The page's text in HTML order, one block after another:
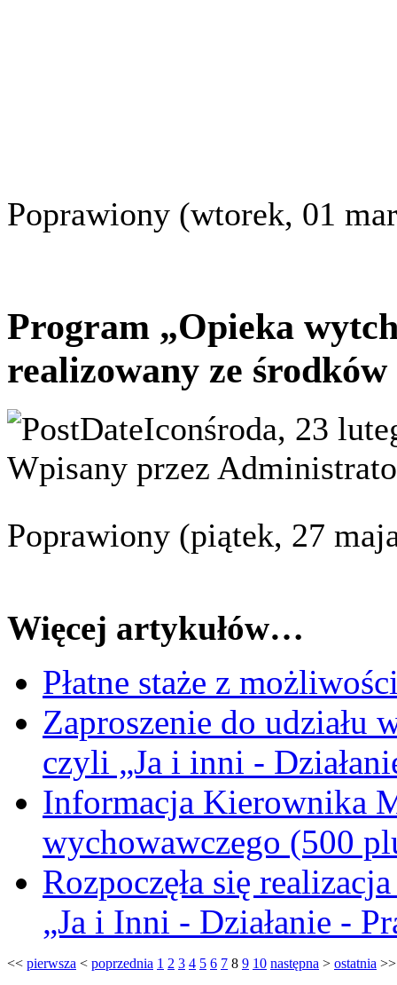
Poprawiony (wtorek, 01
Program „Opieka
realizowany ze
środa, 23
Wpisany przez
Poprawiony (piątek, 27
Więcej artykułów…
Płatne staże z
Zaproszenie do udziału
czyli „Ja i inni -
Informacja Kierownika
wychowawczego (500
Rozpoczęła się
„Ja i Inni - Działanie -
<< pierwsza < poprzednia 1 2 3 4 5 6 7 8 9 10 następna > ostatnia >>